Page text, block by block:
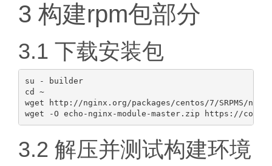
3 构建rpm包部分
3.1 下载安装包
su - builder
cd ~
wget http://nginx.org/packages/centos/7/SRPMS/
3.2 解压并测试构建环境